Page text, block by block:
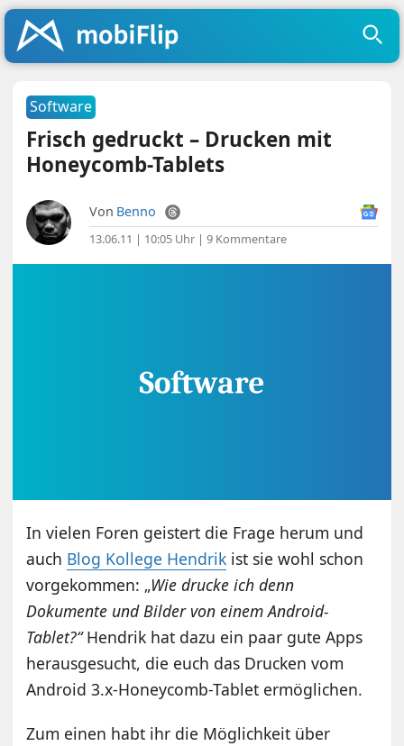
Software
Frisch gedruckt – Drucken mit
Honeycomb-Tablets
Von Benno
13.06.11 | 10:05 Uhr |9 Kommentare
In vielen Foren geistert die Frage herum und
auch Blog Kollege Hendrik ist sie wohl schon
vorgekommen: „Wie drucke ich denn
Dokumente und Bilder von einem Android-
Tablet?“Hendrik hat dazu ein paar gute Apps
herausgesucht, die euch das Drucken vom
Android 3.x-Honeycomb-Tablet ermöglichen.
Zum einen habt ihr die Möglichkeit über